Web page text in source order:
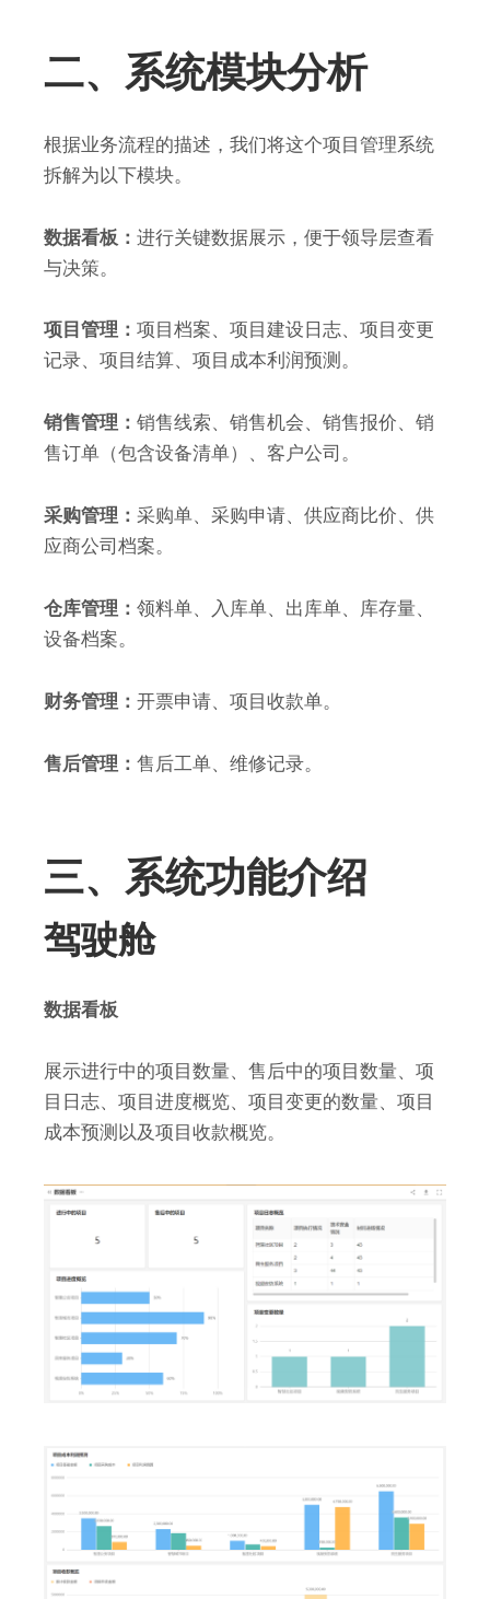
二、系统模块分析
根据业务流程的描述，我们将这个项目管理系统
拆解为以下模块。
数据看板： 进行关键数据展示，便于领导层查看
与决策。
项目管理： 项目档案、项目建设日志、项目变更
记录、项目结算、项目成本利润预测。
销售管理： 销售线索、销售机会、销售报价、销
售订单（包含设备清单）、客户公司。
采购管理： 采购单、采购申请、供应商比价、供
应商公司档案。
仓库管理： 领料单、入库单、出库单、库存量、
设备档案。
财务管理： 开票申请、项目收款单。
售后管理： 售后工单、维修记录。
三、系统功能介绍
驾驶舱
数据看板
展示进行中的项目数量、售后中的项目数量、项
目日志、项目进度概览、项目变更的数量、项目
成本预测以及项目收款概览。